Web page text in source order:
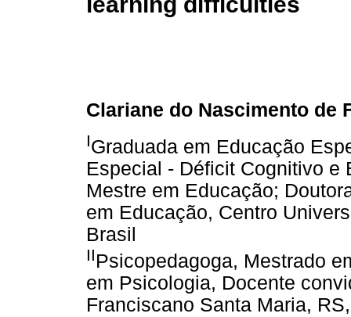
Clariane do Nascimento de
IGraduada em Educação
Especial - Déficit Cognitivo e
Mestre em Educação;
em Educação, Centro
Brasil
IIPsicopedagoga, Mestrado
em Psicologia, Docente
Franciscano Santa Maria,